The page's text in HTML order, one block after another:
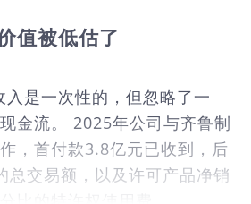
值被低估了
是一次性的，但忽略了一
金流。 2025年公司与齐鲁制
，首付款3.8亿元已收到，后
总交易额，以及许可产品净销